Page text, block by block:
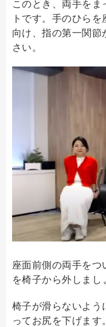
このとき、両手を
トです。手のひら
向け、指の第一関
さい。
座面前側の両手を
を椅子から外しまし
椅子が滑らないよ
ってお尻を下げま